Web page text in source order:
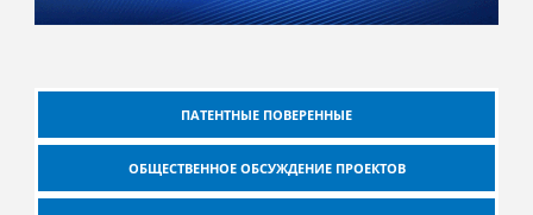
ПАТЕНТНЫЕ ПОВЕРЕННЫЕ
ОБЩЕСТВЕННОЕ ОБСУЖДЕНИЕ ПРОЕКТОВ